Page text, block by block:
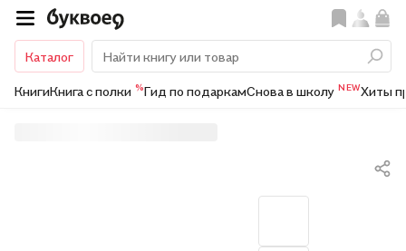
Каталог
КнигиКнига с полки %Гид по подаркамСнова в школу NEWХиты